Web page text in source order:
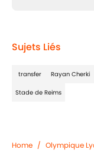
Sujets Liés
transfer Rayan Cherki
Stade de Reims
Home / Olympique